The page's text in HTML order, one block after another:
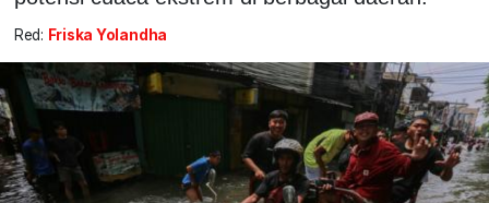
Red: Friska Yolandha